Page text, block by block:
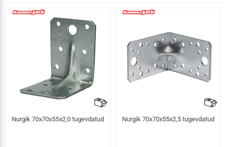
Nurgik 70x70x55x2,0 tugevdatud Nurgik 70x70x55x2,5 tugevdatud